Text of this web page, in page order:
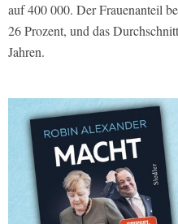
auf 400 000. Der Frauenanteil
26 Prozent, und das
Jahren.